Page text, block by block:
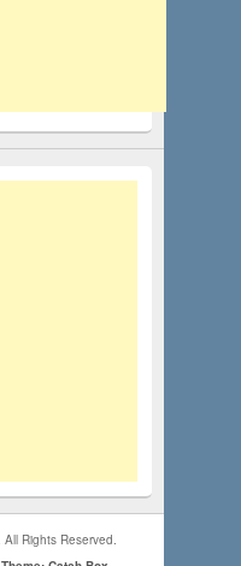
. All Rights Reserved.